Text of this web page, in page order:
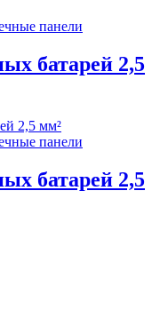
панели
батарей 2,5
панели
батарей 2,5